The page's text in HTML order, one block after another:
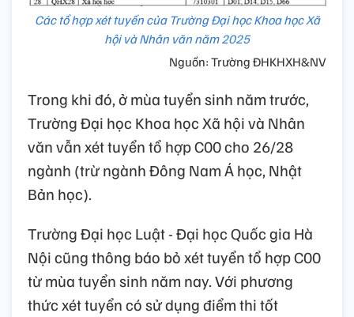
Các tổ hợp xét tuyến của Trường Đại học Khoa học Xã
hội và Nhân văn năm 2025
Nguồn: Trường ĐHKHXH&NV
Trong khi đó, ở mùa tuyển sinh năm trước,
Trường Đại học Khoa học Xã hội và Nhân
văn vẫn xét tuyển tổ hợp C00 cho 26/28
ngành (trừ ngành Đông Nam Á học, Nhật
Bản học).
Trường Đại học Luật - Đại học Quốc gia Hà
Nội cũng thông báo bỏ xét tuyển tổ hợp C00
từ mùa tuyển sinh năm nay. Với phương
thức xét tuyển có sử dụng điểm thi tốt